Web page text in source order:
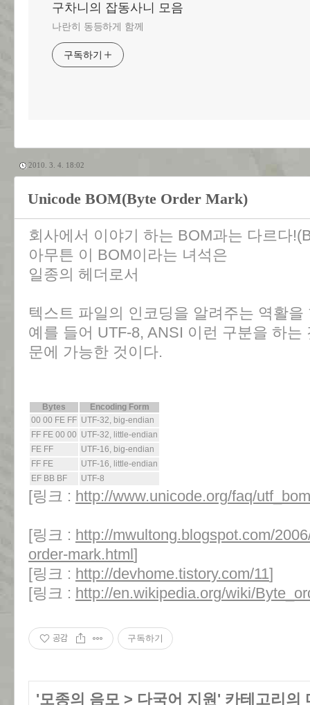
구차니의 잡동사니 모음
나란히 동등하게 함께
구독하기
2010. 3. 4. 18:02
Unicode BOM(Byte Order Mark)
회사에서 이야기 하는 BOM과는 다르다
아무튼 이 BOM이라는 녀석은
일종의 헤더로서
텍스트 파일의 인코딩을 알려주는 역활을
예를 들어 UTF-8, ANSI 이런 구분을 하
문에 가능한 것이다.
Bytes
Encoding Form
00 00 FE FF UTF-32, big-endian
FF FE 00 00 UTF-32, little-endian
FE FF
UTF-16, big-endian
FF FE
UTF-16, little-endian
EF BB BF
UTF-8
[링크 : http://www.unicode.org/faq/
[링크 : http://mwultong.blogspot.com/
order-mark.html]
[링크 : http://devhome.tistory.com/11]
[링크 : http://en.wikipedia.org/wiki/
공감 구독하기
'모종의 음모 > 다국어 지원' 카테고리의